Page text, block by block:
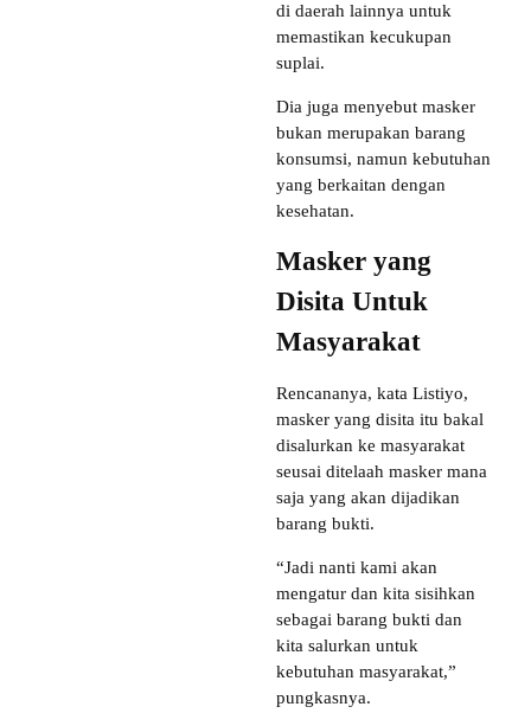
di daerah lainnya untuk
memastikan kecukupan
suplai.
Dia juga menyebut masker
bukan merupakan barang
konsumsi, namun kebutuhan
yang berkaitan dengan
kesehatan.
Masker yang
Disita Untuk
Masyarakat
Rencananya, kata Listiyo,
masker yang disita itu bakal
disalurkan ke masyarakat
seusai ditelaah masker mana
saja yang akan dijadikan
barang bukti.
“Jadi nanti kami akan
mengatur dan kita sisihkan
sebagai barang bukti dan
kita salurkan untuk
kebutuhan masyarakat,”
pungkasnya.